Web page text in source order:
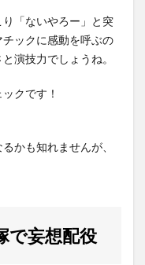
「ないやろー」と突
ックに感動を呼ぶの
演技力でしょうね。
クです！
かも知れませんが、
で妄想配役